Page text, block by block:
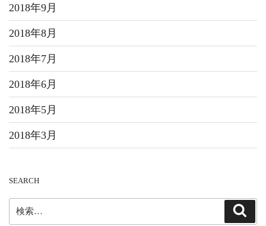
2018年9月
2018年8月
2018年7月
2018年6月
2018年5月
2018年3月
SEARCH